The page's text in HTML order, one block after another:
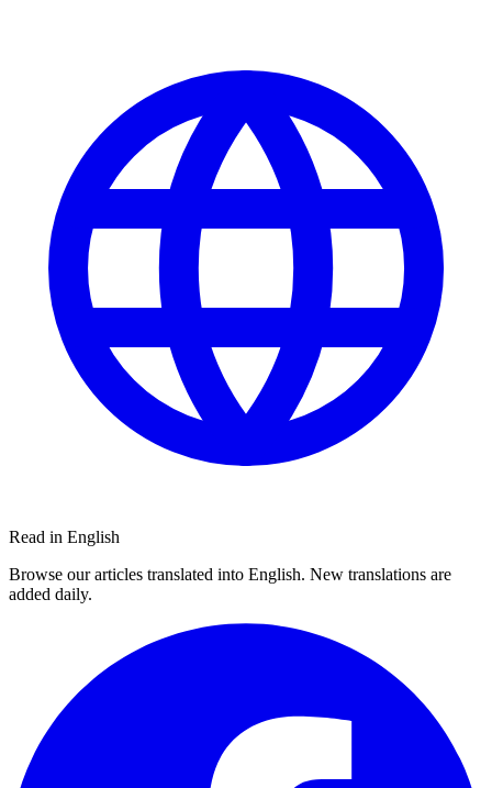
Read in English
Browse our articles translated into English. New translations are
added daily.